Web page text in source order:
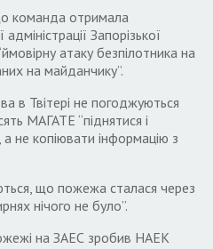
команда отримала
Запорізької
атаку безпілотника на
на майданчику”.
в Твітері не погоджуються
МАГАТЕ “піднятися і
не копіювати інформацію з
що пожежа сталася через
нічого не було”.
на ЗАЕС зробив НАЕК